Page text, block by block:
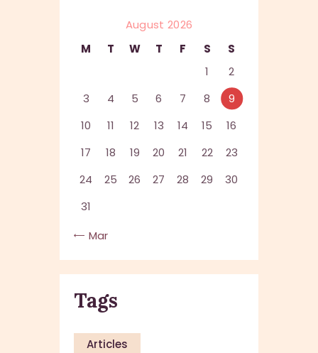
August 2026
M
T W T F S
S
1
2
3
4 5 6 7 8
9
10
11 12 13 14 15
16
17
18 19 20 21 22
23
24
25 26 27 28 29
30
31
« Mar
Tags
Articles